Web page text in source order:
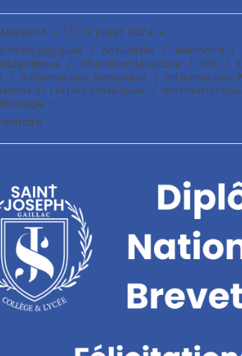
12 juillet 2024
Pédagogiques
/ Actualités / Allemand /
/ Education Musicale / EPS /
/ Informations Générales / Informations
et Lettres classiques
/